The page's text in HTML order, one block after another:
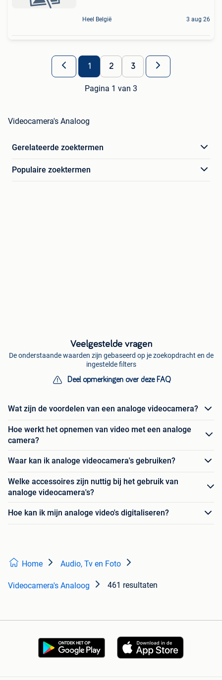
Heel België 3 aug 26
1 2 3
Pagina 1 van 3
Videocamera's Analoog
Gerelateerde zoektermen
Populaire zoektermen
Veelgestelde vragen
De onderstaande waarden zijn gebaseerd op je zoekopdracht en de
ingestelde filters
Deel opmerkingen over deze FAQ
Wat zijn de voordelen van een analoge videocamera?
Hoe werkt het opnemen van video met een analoge
camera?
Waar kan ik analoge videocamera's gebruiken?
Welke accessoires zijn nuttig bij het gebruik van
analoge videocamera's?
Hoe kan ik mijn analoge video's digitaliseren?
Home Audio, Tv en Foto
Videocamera's Analoog 461 resultaten